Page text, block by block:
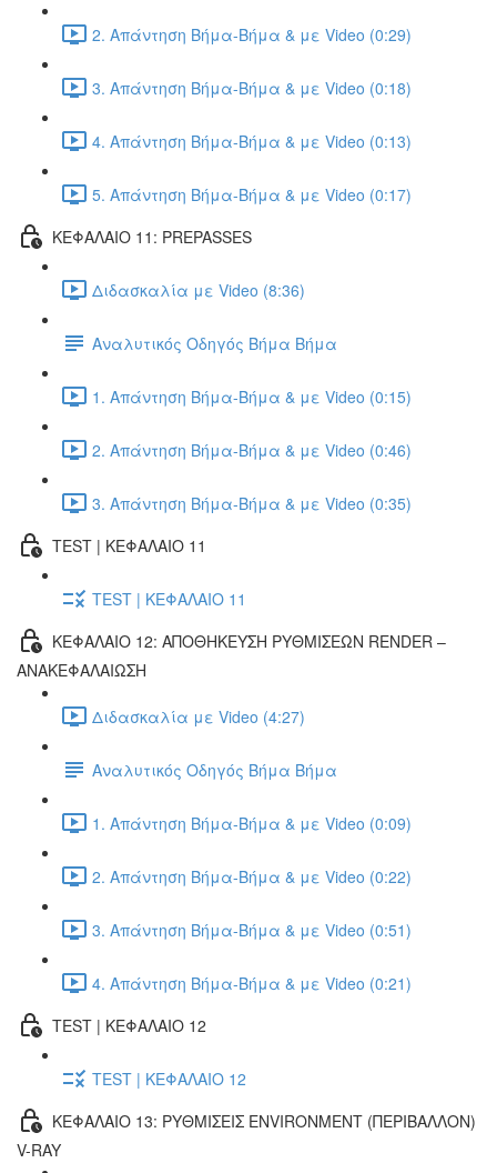
2. Απάντηση Βήμα-Βήμα & με Video (0:29)
3. Απάντηση Βήμα-Βήμα & με Video (0:18)
4. Απάντηση Βήμα-Βήμα & με Video (0:13)
5. Απάντηση Βήμα-Βήμα & με Video (0:17)
ΚΕΦΑΛΑΙΟ 11: PREPASSES
Διδασκαλία με Video (8:36)
Αναλυτικός Οδηγός Βήμα Βήμα
1. Απάντηση Βήμα-Βήμα & με Video (0:15)
2. Απάντηση Βήμα-Βήμα & με Video (0:46)
3. Απάντηση Βήμα-Βήμα & με Video (0:35)
TEST | ΚΕΦΑΛΑΙΟ 11
TEST | ΚΕΦΑΛΑΙΟ 11
ΚΕΦΑΛΑΙΟ 12: ΑΠΟΘΗΚΕΥΣΗ ΡΥΘΜΙΣΕΩΝ RENDER –
ΑΝΑΚΕΦΑΛΑΙΩΣΗ
Διδασκαλία με Video (4:27)
Αναλυτικός Οδηγός Βήμα Βήμα
1. Απάντηση Βήμα-Βήμα & με Video (0:09)
2. Απάντηση Βήμα-Βήμα & με Video (0:22)
3. Απάντηση Βήμα-Βήμα & με Video (0:51)
4. Απάντηση Βήμα-Βήμα & με Video (0:21)
TEST | ΚΕΦΑΛΑΙΟ 12
TEST | ΚΕΦΑΛΑΙΟ 12
ΚΕΦΑΛΑΙΟ 13: ΡΥΘΜΙΣΕΙΣ ENVIRONMENT (ΠΕΡΙΒΑΛΛΟΝ)
V-RAY